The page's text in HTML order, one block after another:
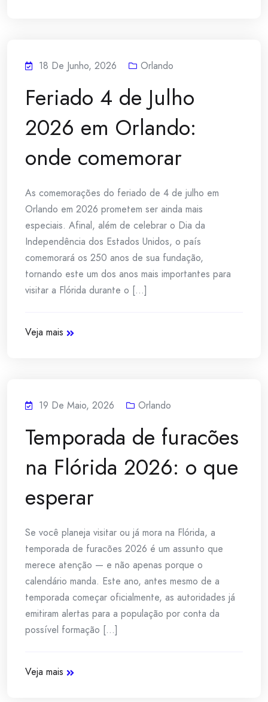
18 De Junho, 2026 Orlando
Feriado 4 de Julho
2026 em Orlando:
onde comemorar
As comemorações do feriado de 4 de julho em
Orlando em 2026 prometem ser ainda mais
especiais. Afinal, além de celebrar o Dia da
Independência dos Estados Unidos, o país
comemorará os 250 anos de sua fundação,
tornando este um dos anos mais importantes para
visitar a Flórida durante o [...]
Veja mais
19 De Maio, 2026 Orlando
Temporada de furacões
na Flórida 2026: o que
esperar
Se você planeja visitar ou já mora na Flórida, a
temporada de furacões 2026 é um assunto que
merece atenção — e não apenas porque o
calendário manda. Este ano, antes mesmo de a
temporada começar oficialmente, as autoridades já
emitiram alertas para a população por conta da
possível formação [...]
Veja mais